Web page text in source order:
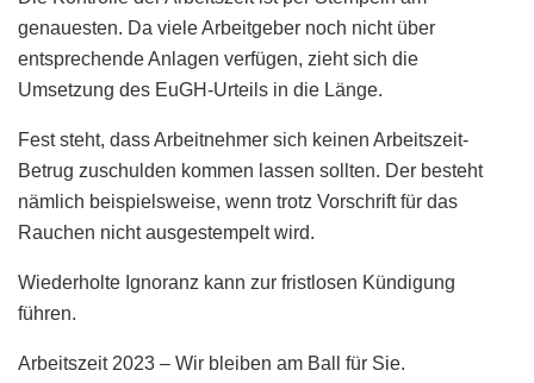
genauesten. Da viele Arbeitgeber noch nicht über
entsprechende Anlagen verfügen, zieht sich die
Umsetzung des EuGH-Urteils in die Länge.
Fest steht, dass Arbeitnehmer sich keinen Arbeitszeit-
Betrug zuschulden kommen lassen sollten. Der besteht
nämlich beispielsweise, wenn trotz Vorschrift für das
Rauchen nicht ausgestempelt wird.
Wiederholte Ignoranz kann zur fristlosen Kündigung
führen.
Arbeitszeit 2023 – Wir bleiben am Ball für Sie.